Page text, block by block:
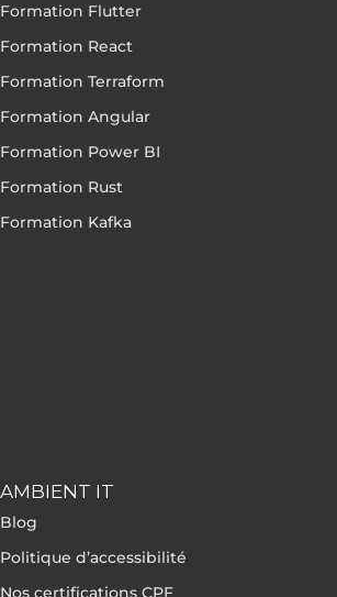
Formation Flutter
Formation React
Formation Terraform
Formation Angular
Formation Power BI
Formation Rust
Formation Kafka
AMBIENT IT
Blog
Politique d’accessibilité
Nos certifications CPF